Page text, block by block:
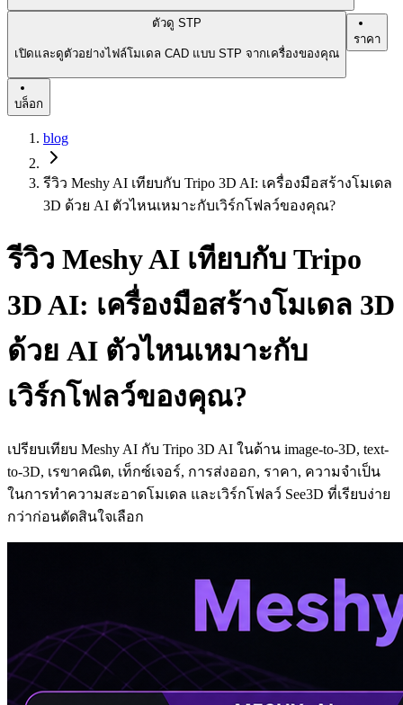
ตัวดู STP
เปิดและดูตัวอย่างไฟล์โมเดล CAD แบบ STP จากเครื่องของคุณ
ราคา
บล็อก
blog
รีวิว Meshy AI เทียบกับ Tripo 3D AI: เครื่องมือสร้างโมเดล
3D ด้วย AI ตัวไหนเหมาะกับเวิร์กโฟลว์ของคุณ?
รีวิว Meshy AI เทียบกับ Tripo
3D AI: เครื่องมือสร้างโมเดล 3D
ด้วย AI ตัวไหนเหมาะกับ
เวิร์กโฟลว์ของคุณ?
เปรียบเทียบ Meshy AI กับ Tripo 3D AI ในด้าน image-to-3D, text-
to-3D, เรขาคณิต, เท็กซ์เจอร์, การส่งออก, ราคา, ความจำเป็น
ในการทำความสะอาดโมเดล และเวิร์กโฟลว์ See3D ที่เรียบง่าย
กว่าก่อนตัดสินใจเลือก